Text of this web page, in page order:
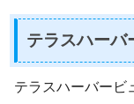
テラスハーバ
テラスハーバービ